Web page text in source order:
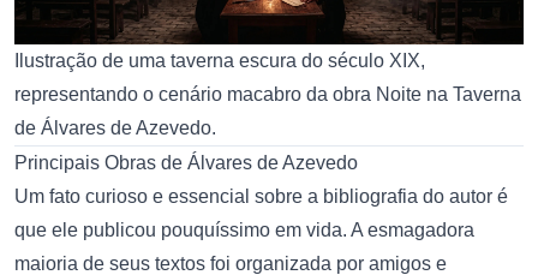
Ilustração de uma taverna escura do século XIX,
representando o cenário macabro da obra Noite na Taverna
de Álvares de Azevedo.
Principais Obras de Álvares de Azevedo
Um fato curioso e essencial sobre a bibliografia do autor é
que ele publicou pouquíssimo em vida. A esmagadora
maioria de seus textos foi organizada por amigos e